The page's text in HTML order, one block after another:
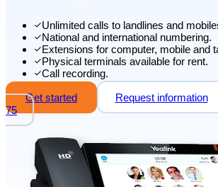
Unlimited calls to landlines and
National and international numbering.
Extensions for computer, mobile and
Physical terminals available for rent.
Call recording.
Get started
Request information
75